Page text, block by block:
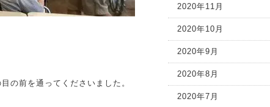
の前を通ってくださいました。
2020年11月
2020年10月
2020年9月
2020年8月
2020年7月